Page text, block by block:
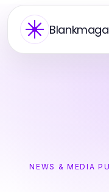
NEWS & MEDIA